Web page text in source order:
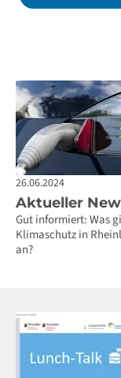
26.06.2024
Aktueller
Gut informiert: Was
Klimaschutz in
an?